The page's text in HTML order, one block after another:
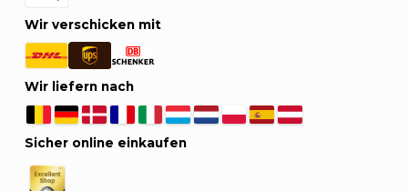
Wir verschicken mit
Wir liefern nach
Sicher online einkaufen